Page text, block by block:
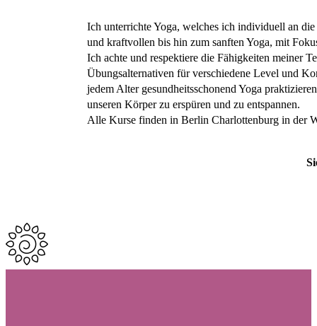
Ich unterrichte Yoga, welches ich individuell an
und kraftvollen bis hin zum sanften Yoga, mit
Ich achte und respektiere die Fähigkeiten meiner
Übungsalternativen für verschiedene Level und
jedem Alter gesundheitsschonend Yoga
unseren Körper zu erspüren und zu entspannen.
Alle Kurse finden in Berlin Charlottenburg in der